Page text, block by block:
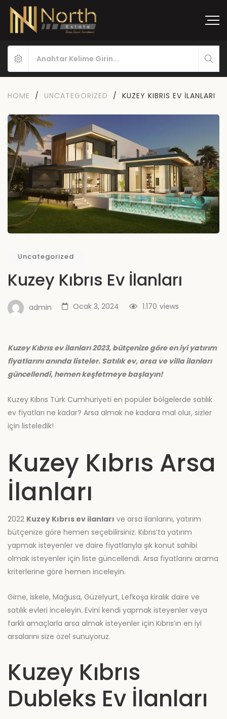
HOME / UNCATEGORIZED / KUZEY KIBRIS EV İLANLARI
Uncategorized
Kuzey Kıbrıs Ev İlanları
admin Ocak 3, 2024 views
1.170
Kuzey Kıbrıs ev ilanları 2023, bütçenize göre en iyi yatırım
fiyatlarını anında listeler. Satılık ev, arsa ve villa ilanları
güncellendi, hemen keşfetmeye başlayın!
Kuzey Kıbrıs Türk Cumhuriyeti en popüler bölgelerde satılık
ev fiyatları ne kadar? Arsa almak ne kadara mal olur, sizler
için listeledik!
Kuzey Kıbrıs Arsa
İlanları
2022 Kuzey Kıbrıs ev ilanları ve arsa ilanlarını, yatırım
bütçenize göre hemen seçebilirsiniz. Kıbrıs’ta yatırım
yapmak isteyenler ve daire fiyatlarıyla şık konut sahibi
olmak isteyenler için liste güncellendi. Arsa fiyatlarını arama
kriterlerine göre hemen inceleyin.
Girne, İskele, Mağusa, Güzelyurt, Lefkoşa kiralık daire ve
satılık evleri inceleyin. Evini kendi yapmak isteyenler veya
farklı amaçlarla arsa almak isteyenler için Kıbrıs’ın en iyi
arsalarını size özel sunuyoruz.
Kuzey Kıbrıs
Dubleks Ev İlanları